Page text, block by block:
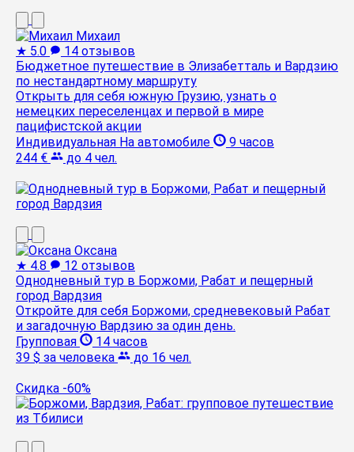
Михаил
★ 5.0
14 отзывов
Бюджетное путешествие в Элизабетталь и Вардзию
по нестандартному маршруту
Открыть для себя южную Грузию, узнать о
немецких переселенцах и первой в мире
пацифистской акции
Индивидуальная На автомобиле
9 часов
244 €
до 4 чел.
Оксана
★ 4.8
12 отзывов
Однодневный тур в Боржоми, Рабат и пещерный
город Вардзия
Откройте для себя Боржоми, средневековый Рабат
и загадочную Вардзию за один день.
Групповая
14 часов
39 $ за человека до 16 чел.
Скидка -60%